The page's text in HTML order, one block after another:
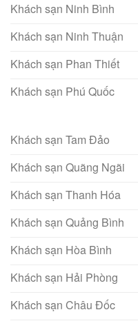
Khách sạn Ninh Bình
Khách sạn Ninh Thuận
Khách sạn Phan Thiết
Khách sạn Phú Quốc
Khách sạn Tam Đảo
Khách sạn Quãng Ngãi
Khách sạn Thanh Hóa
Khách sạn Quảng Bình
Khách sạn Hòa Bình
Khách sạn Hải Phòng
Khách sạn Châu Đốc